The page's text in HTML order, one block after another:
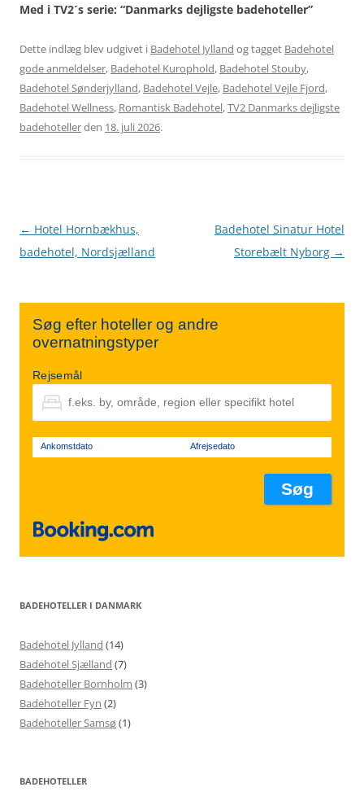
Med i TV2´s serie: “Danmarks dejligste badehoteller”
Dette indlæg blev udgivet i Badehotel Jylland og tagget Badehotel
gode anmeldelser, Badehotel Kurophold, Badehotel Stouby,
Badehotel Sønderjylland, Badehotel Vejle, Badehotel Vejle Fjord,
Badehotel Wellness, Romantisk Badehotel,TV2 Danmarks dejligste
badehotellerden 18. juli 2026.
Indlægsnavigation
← Hotel Hornbækhus,
badehotel, Nordsjælland
Badehotel Sinatur Hotel
Storebælt Nyborg →
Søg efter hoteller og andre
overnatningstyper
Rejsemål
Ankomstdato Afrejsedato
BADEHOTELLER I DANMARK
Badehotel Jylland (14)
Badehotel Sjælland (7)
Badehoteller Bornholm (3)
Badehoteller Fyn (2)
Badehoteller Samsø (1)
BADEHOTELLER